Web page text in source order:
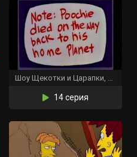
Шоу Щекотки и Царапки, и Лайки
14 серия